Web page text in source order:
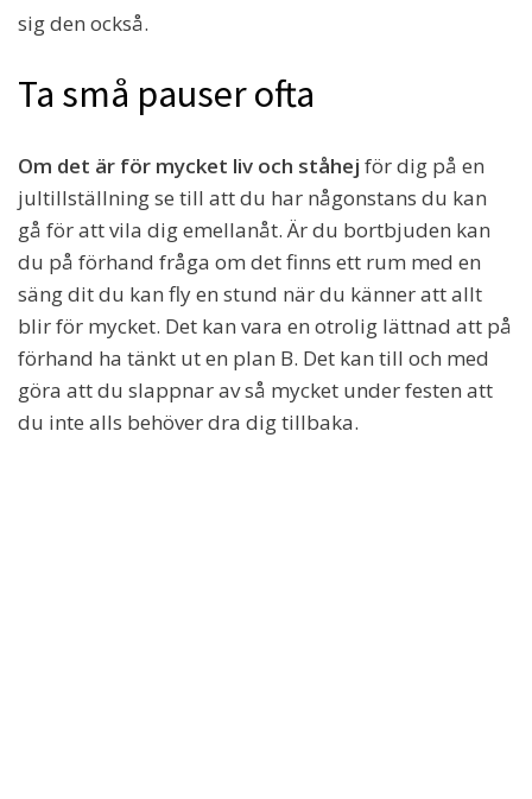
sig den också.
Ta små pauser ofta
Om det är för mycket liv och ståhej för dig på en
jultillställning se till att du har någonstans du kan
gå för att vila dig emellanåt. Är du bortbjuden kan
du på förhand fråga om det finns ett rum med en
säng dit du kan fly en stund när du känner att allt
blir för mycket. Det kan vara en otrolig lättnad att på
förhand ha tänkt ut en plan B. Det kan till och med
göra att du slappnar av så mycket under festen att
du inte alls behöver dra dig tillbaka.